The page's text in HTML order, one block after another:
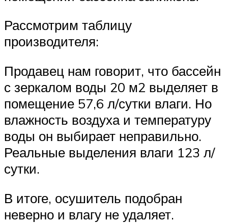
Рассмотрим таблицу
производителя:
Продавец нам говорит, что бассейн
с зеркалом воды 20 м2 выделяет в
помещение 57,6 л/сутки влаги. Но
влажность воздуха и температуру
воды он выбирает неправильно.
Реальные выделения влаги 123 л/
сутки.
В итоге, осушитель подобран
неверно и влагу не удаляет.